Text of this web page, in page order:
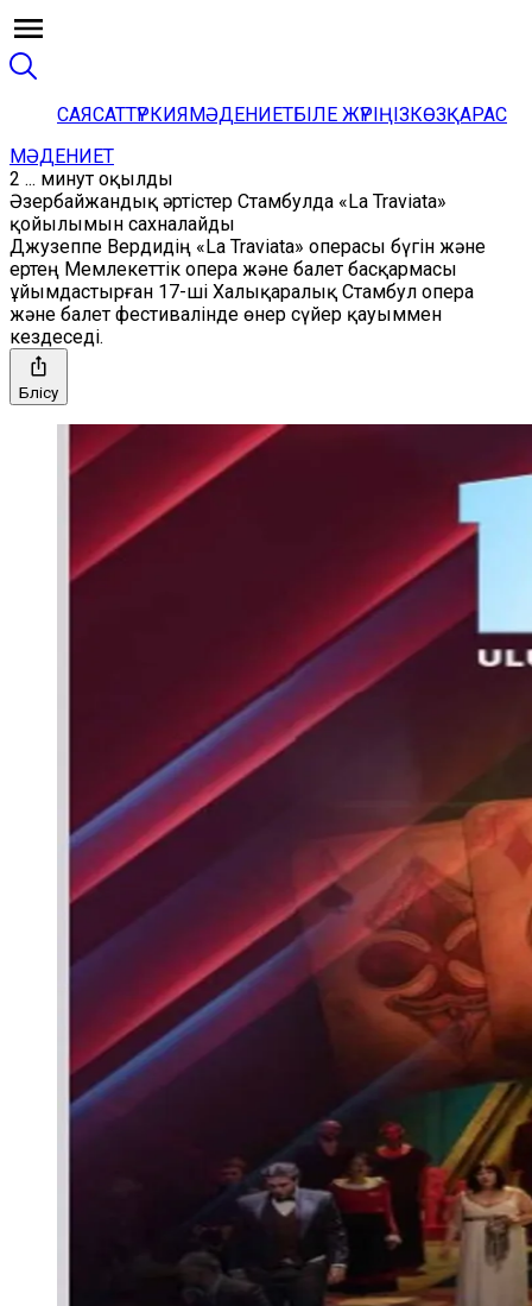
САЯСАТТҮРКИЯМӘДЕНИЕТБІЛЕ ЖҮРІҢІЗКӨЗҚАРАС
МӘДЕНИЕТ
2 ... минут оқылды
Әзербайжандық әртістер Стамбулда «La Traviata»
қойылымын сахналайды
Джузеппе Вердидің «La Traviata» операсы бүгін және
ертең Мемлекеттік опера және балет басқармасы
ұйымдастырған 17-ші Халықаралық Стамбул опера
және балет фестивалінде өнер сүйер қауыммен
кездеседі.
Бөлісу